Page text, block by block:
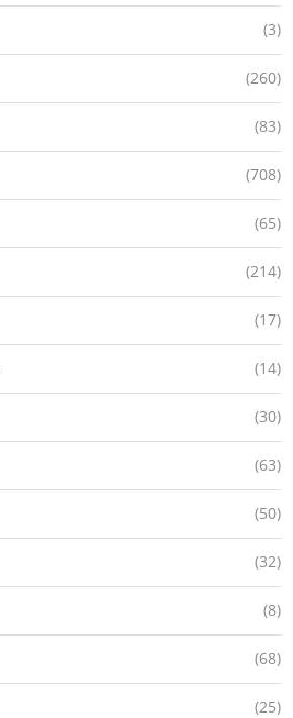
(3)
(260)
(83)
(708)
(65)
(214)
(17)
(14)
(30)
(63)
(50)
(32)
(8)
(68)
(25)